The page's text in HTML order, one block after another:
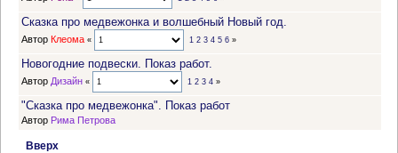
Сказка про медвежонка и волшебный Новый год.
Автор Клеома « 1 2 3 4 5 6»
Новогодние подвески. Показ работ.
Автор Дизайн « 1 2 3 4»
"Сказка про медвежонка". Показ работ
Автор Рима Петрова
Вверх